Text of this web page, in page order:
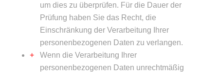
um dies zu überprüfen. Für die Dauer der
Prüfung haben Sie das Recht, die
Einschränkung der Verarbeitung Ihrer
personenbezogenen Daten zu verlangen.
Wenn die Verarbeitung Ihrer
personenbezogenen Daten unrechtmäßig